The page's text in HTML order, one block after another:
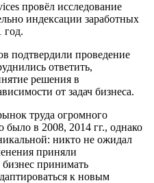
провёл исследование
индексации заработных
год.
подтвердили проведение
ответить,
решения в
от задач бизнеса.
труда огромного
было в 2008, 2014 гг., однако
никто не ожидал
приняли
бизнес принимать
к новым